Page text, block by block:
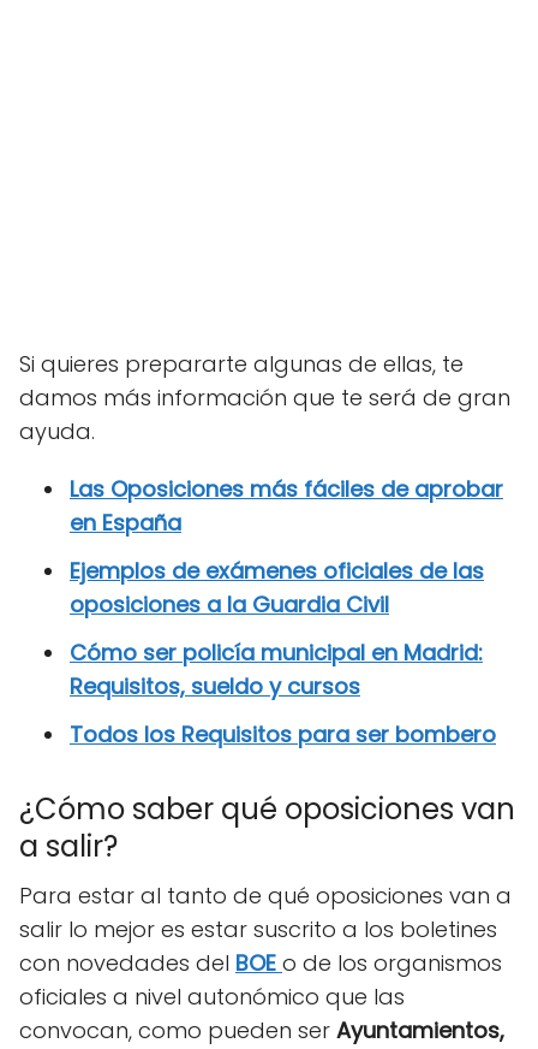
Si quieres prepararte algunas de ellas, te
damos más información que te será de gran
ayuda.
Las Oposiciones más fáciles de aprobar
en España
Ejemplos de exámenes oficiales de las
oposiciones a la Guardia Civil
Cómo ser policía municipal en Madrid:
Requisitos, sueldo y cursos
Todos los Requisitos para ser bombero
¿Cómo saber qué oposiciones van
a salir?
Para estar al tanto de qué oposiciones van a
salir lo mejor es estar suscrito a los boletines
con novedades del BOE o de los organismos
oficiales a nivel autonómico que las
convocan, como pueden ser Ayuntamientos,